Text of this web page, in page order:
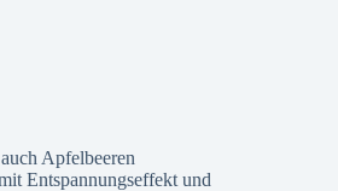
Apfelbeeren
Entspannungseffekt und